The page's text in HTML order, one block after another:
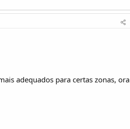
adequados para certas zonas, ora